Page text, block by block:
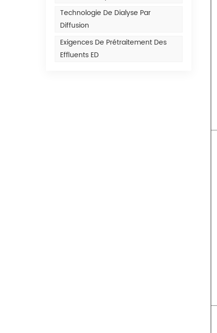
Technologie De Dialyse Par
Diffusion
Exigences De Prétraitement Des
Effluents ED